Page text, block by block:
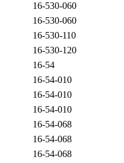
16-530-060
16-530-060
16-530-110
16-530-120
16-54
16-54-010
16-54-010
16-54-010
16-54-068
16-54-068
16-54-068